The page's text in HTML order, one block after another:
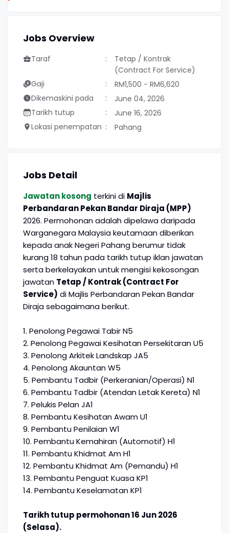
Jobs Overview
Taraf
Tetap / Kontrak
(Contract For Service)
Gaji
RM1,500 - RM6,620
Dikemaskini pada
June 04, 2026
Tarikh tutup
June 16, 2026
Lokasi penempatan
Pahang
Jobs Detail
Jawatan kosong terkini di Majlis
Perbandaran Pekan Bandar Diraja (MPP)
2026. Permohonan adalah dipelawa daripada
Warganegara Malaysia keutamaan diberikan
kepada anak Negeri Pahang berumur tidak
kurang 18 tahun pada tarikh tutup iklan jawatan
serta berkelayakan untuk mengisi kekosongan
jawatan Tetap / Kontrak (Contract For
Service) di Majlis Perbandaran Pekan Bandar
Diraja sebagaimana berikut.
1. Penolong Pegawai Tabir N5
2. Penolong Pegawai Kesihatan Persekitaran U5
3. Penolong Arkitek Landskap JA5
4. Penolong Akauntan W5
5. Pembantu Tadbir (Perkeranian/Operasi) N1
6. Pembantu Tadbir (Atendan Letak Kereta) N1
7. Pelukis Pelan JA1
8. Pembantu Kesihatan Awam U1
9. Pembantu Penilaian W1
10. Pembantu Kemahiran (Automotif) H1
11. Pembantu Khidmat Am H1
12. Pembantu Khidmat Am (Pemandu) H1
13. Pembantu Penguat Kuasa KP1
14. Pembantu Keselamatan KP1
Tarikh tutup permohonan 16 Jun 2026
(Selasa).